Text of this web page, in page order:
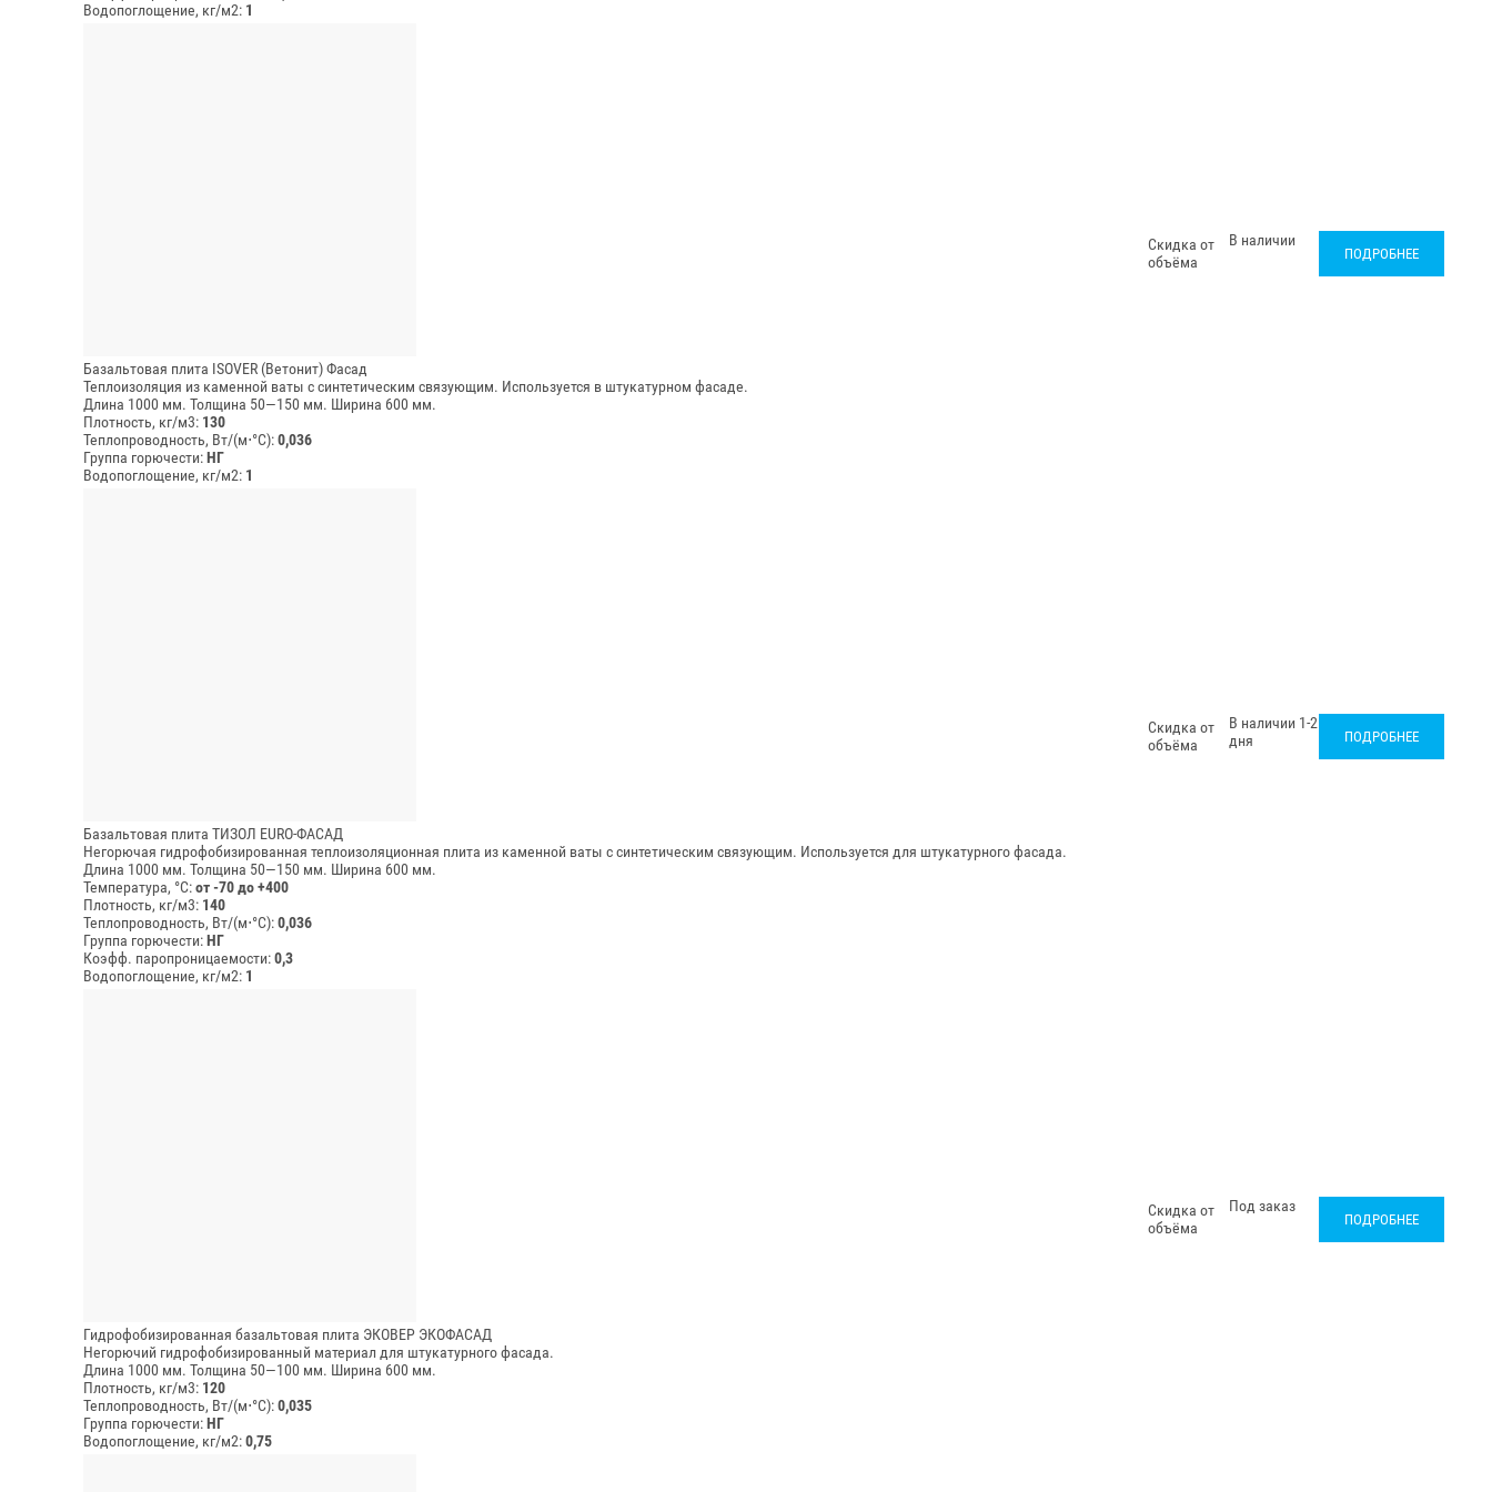
Водопоглощение, кг/м2: 1
Базальтовая плита ISOVER (Ветонит) Фасад
Теплоизоляция из каменной ваты с синтетическим связующим. Используется в штукатурном фасаде.
Длина 1000 мм. Толщина 50—150 мм. Ширина 600 мм.
Плотность, кг/м3: 130
Теплопроводность, Вт/(м⋅°С):0,036
Группа горючести:НГ
Водопоглощение, кг/м2: 1
Скидка от
объёма
В наличии
ПОДРОБНЕЕ
Базальтовая плита ТИЗОЛ EURO-ФАСАД
Негорючая гидрофобизированная теплоизоляционная плита из каменной ваты с синтетическим связующим. Используется для штукатурного фасада.
Длина 1000 мм. Толщина 50—150 мм. Ширина 600 мм.
Температура, °C:от -70 до +400
Плотность, кг/м3: 140
Теплопроводность, Вт/(м⋅°С):0,036
Группа горючести:НГ
Коэфф. паропроницаемости:0,3
Водопоглощение, кг/м2: 1
Скидка от
объёма
В наличии 1-2
дня
ПОДРОБНЕЕ
Гидрофобизированная базальтовая плита ЭКОВЕР ЭКОФАСАД
Негорючий гидрофобизированный материал для штукатурного фасада.
Длина 1000 мм. Толщина 50—100 мм. Ширина 600 мм.
Плотность, кг/м3: 120
Теплопроводность, Вт/(м⋅°С):0,035
Группа горючести:НГ
Водопоглощение, кг/м2:0,75
Скидка от
объёма
Под заказ
ПОДРОБНЕЕ